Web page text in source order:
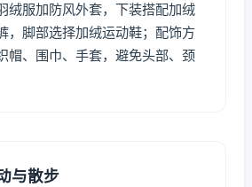
绒服加防风外套，下装搭配加绒
，脚部选择加绒运动鞋；配饰方
帽、围巾、手套，避免头部、颈
与散步